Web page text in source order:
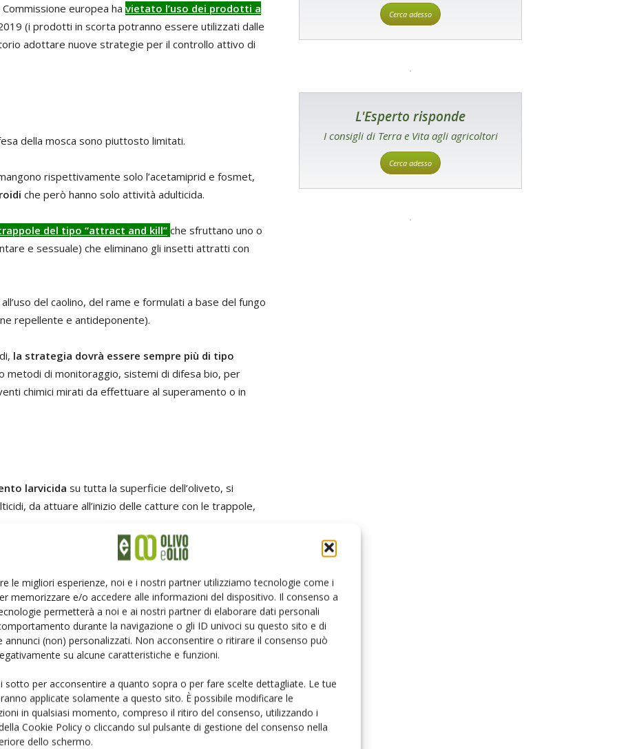
le migliori esperienze, noi e i nostri partner utilizziamo tecnologie come i
memorizzare e/o accedere alle informazioni del dispositivo. Il consenso a
permetterà a noi e ai nostri partner di elaborare dati personali
durante la navigazione o gli ID univoci su questo sito e di
annunci (non) personalizzati. Non acconsentire o ritirare il consenso può
su alcune caratteristiche e funzioni.
sotto per acconsentire a quanto sopra o per fare scelte dettagliate. Le tue
applicate solamente a questo sito. È possibile modificare le
in qualsiasi momento, compreso il ritiro del consenso, utilizzando i
Cookie Policy o cliccando sul pulsante di gestione del consenso nella
dello schermo.
europea ha vietato l’uso dei prodotti a
(i prodotti in scorta potranno essere utilizzati dalle
adottare nuove strategie per il controllo attivo di
della mosca sono piuttosto limitati.
rispettivamente solo l’acetamiprid e fosmet,
che però hanno solo attività adulticida.
del tipo “attract and kill” che sfruttano uno o
e sessuale) che eliminano gli insetti attratti con
del caolino, del rame e formulati a base del fungo
repellente e antideponente).
la strategia dovrà essere sempre più di tipo
di monitoraggio, sistemi di difesa bio, per
chimici mirati da effettuare al superamento o in
larvicida su tutta la superficie dell’oliveto, si
da attuare all’inizio delle catture con le trappole,
(0,24 g/l) e di sostanze attrattive specifiche per il
portando l’insetto alla morte nel giro di 2-3
ottenuto dalla fermentazione operata dal batterio
la fermentazione produce alcuni metaboliti
tutti i formulati a base di spinosad
allesostanze attive ammesse in biologico. Il
Cerca adesso
L'Esperto risponde
I consigli di Terra e Vita agli agricoltori
Cerca adesso